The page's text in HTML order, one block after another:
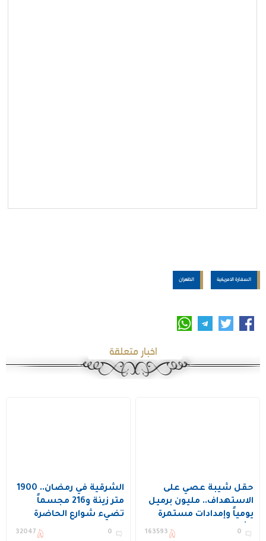
السفارة الامريكية الظهران
اخبار متعلقة
حقل شيبة عصي على
الاستهداف.. مليون برميل
يومياً وإمدادات مستمرة
بشكل طبيعي (فيديو)
0
163593
الشرقية في رمضان.. 1900
متر زينة و216 مجسماً
تضيء شوارع الحاضرة
0
32047